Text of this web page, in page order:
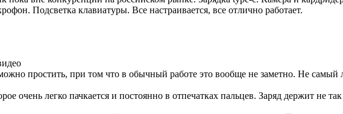
Подсветка клавиатуры. Все настраивается, все отлично работает.
простить, при том что в обычный работе это вообще не заметно. Не самый
очень легко пачкается и постоянно в отпечатках пальцев. Заряд держит не